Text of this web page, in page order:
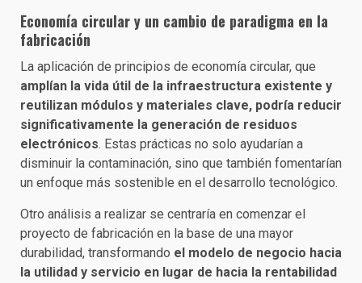
Economía circular y un cambio de paradigma en la
fabricación
La aplicación de principios de economía circular, que
amplían la vida útil de la infraestructura existente y
reutilizan módulos y materiales clave, podría reducir
significativamente la generación de residuos
electrónicos. Estas prácticas no solo ayudarían a
disminuir la contaminación, sino que también fomentarían
un enfoque más sostenible en el desarrollo tecnológico.
Otro análisis a realizar se centraría en comenzar el
proyecto de fabricación en la base de una mayor
durabilidad, transformando el modelo de negocio hacia
la utilidad y servicio en lugar de hacia la rentabilidad